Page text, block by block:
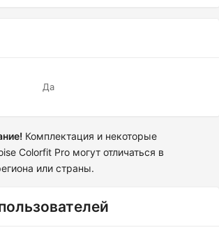
Да
Комплектация и некоторые
Colorfit Pro могут отличаться в
или страны.